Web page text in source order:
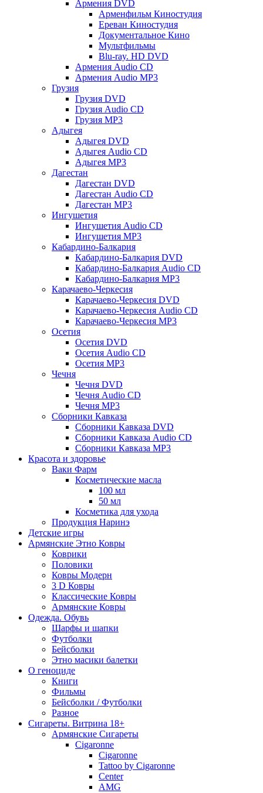
Армения DVD
Арменфильм Киностудия
Ереван Киностудия
Документальное Кино
Мультфильмы
Blu-ray. HD DVD
Армения Audio CD
Армения Audio MP3
Грузия
Грузия DVD
Грузия Audio CD
Грузия MP3
Адыгея
Адыгея DVD
Адыгея Audio CD
Адыгея MP3
Дагестан
Дагестан DVD
Дагестан Audio CD
Дагестан MP3
Ингушетия
Ингушетия Audio CD
Ингушетия MP3
Кабардино-Балкария
Кабардино-Балкария DVD
Кабардино-Балкария Audio CD
Кабардино-Балкария MP3
Карачаево-Черкесия
Карачаево-Черкесия DVD
Карачаево-Черкесия Audio CD
Карачаево-Черкесия MP3
Осетия
Осетия DVD
Осетия Audio CD
Осетия MP3
Чечня
Чечня DVD
Чечня Audio CD
Чечня MP3
Сборники Кавказа
Сборники Кавказа DVD
Сборники Кавказа Audio CD
Сборники Кавказа MP3
Красота и здоровье
Ваки Фарм
Косметические масла
100 мл
50 мл
Косметика для ухода
Продукция Наринэ
Детские игры
Армянские Этно Ковры
Коврики
Половики
Ковры Модерн
3 D Ковры
Классические Ковры
Армянские Ковры
Одежда. Обувь
Шарфы и шапки
Футболки
Бейсболки
Этно масики балетки
О геноциде
Книги
Фильмы
Бейсболки / Футболки
Разное
Сигареты. Витрина 18+
Армянские Сигареты
Cigaronne
Cigaronne
Tattoo by Cigaronne
Center
AMG